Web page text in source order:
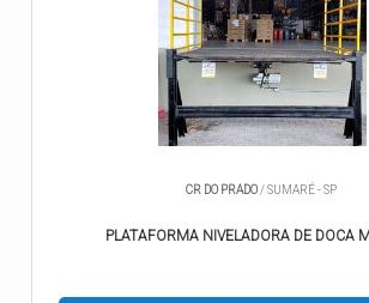
CR DO PRADO/ SUMARÉ - SP
PLATAFORMA NIVELADORA DE DOCA